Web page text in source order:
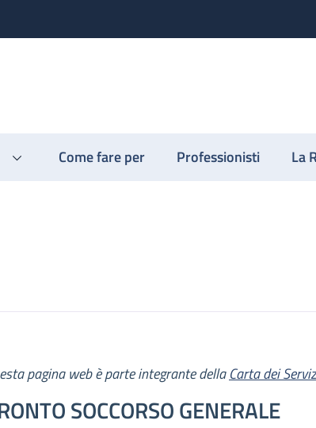
Come fare per Professionisti La
pagina web è parte integrante dellaCarta dei
SOCCORSO GENERALE